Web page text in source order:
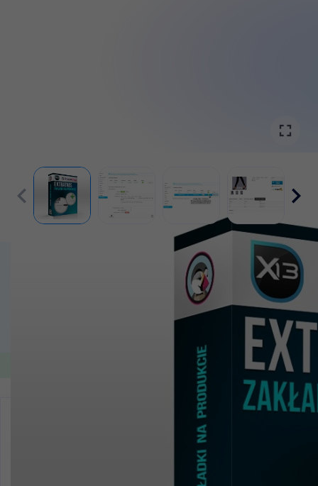

 
sklepów PrestaShop